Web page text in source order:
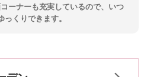
ーナーも充実しているので、いつ
くりできます。